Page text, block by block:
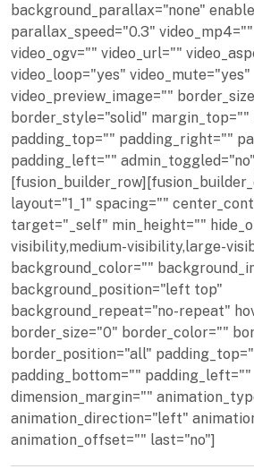
background_parallax="none"
parallax_speed="0.3"
video_ogv="" video_url=""
video_loop="yes" video_mute="yes"
video_preview_image=""
border_style="solid"
padding_top="" padding_right=""
padding_left=""
layout="1_1" spacing=""
target="_self" min_height=""
visibility,medium-visibility,large-
background_color=""
background_position="left top"
background_repeat="no-repeat"
border_size="0" border_color=""
border_position="all"
padding_bottom="" padding_left=""
dimension_margin=""
animation_direction="left"
animation_offset="" last="no"]